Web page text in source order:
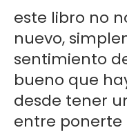
este libro no
nuevo,
sentimiento
bueno que
desde tener
entre ponerte